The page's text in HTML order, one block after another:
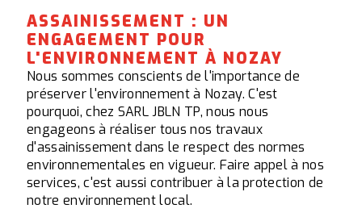
ASSAINISSEMENT : UN
ENGAGEMENT POUR
L'ENVIRONNEMENT À NOZAY
Nous sommes conscients de l'importance de
préserver l'environnement à Nozay. C'est
pourquoi, chez SARL JBLN TP, nous nous
engageons à réaliser tous nos travaux
d'assainissement dans le respect des normes
environnementales en vigueur. Faire appel à nos
services, c'est aussi contribuer à la protection de
notre environnement local.